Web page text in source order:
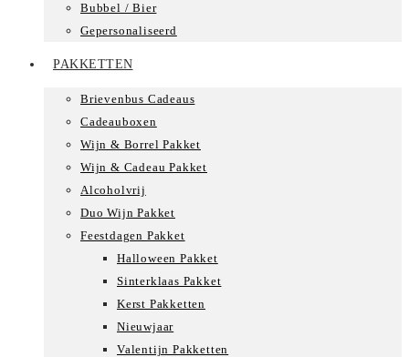
Bubbel / Bier
Gepersonaliseerd
PAKKETTEN
Brievenbus Cadeaus
Cadeauboxen
Wijn & Borrel Pakket
Wijn & Cadeau Pakket
Alcoholvrij
Duo Wijn Pakket
Feestdagen Pakket
Halloween Pakket
Sinterklaas Pakket
Kerst Pakketten
Nieuwjaar
Valentijn Pakketten